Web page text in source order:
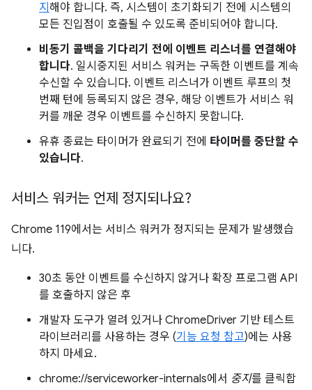
지 해야 합니다. 즉, 시스템이 초기화되기 전에 시스템의
모든 진입점이 호출될 수 있도록 준비되어야 합니다.
비동기 콜백을 기다리기 전에 이벤트 리스너를 연결해야
합니다. 일시중지된 서비스 워커는 구독한 이벤트를 계속
수신할 수 있습니다. 이벤트 리스너가 이벤트 루프의 첫
번째 턴에 등록되지 않은 경우, 해당 이벤트가 서비스 워
커를 깨운 경우 이벤트를 수신하지 못합니다.
유휴 종료는 타이머가 완료되기 전에 타이머를 중단할 수
있습니다.
서비스 워커는 언제 정지되나요?
Chrome 119에서는 서비스 워커가 정지되는 문제가 발생했습
니다.
30초 동안 이벤트를 수신하지 않거나 확장 프로그램 API
를 호출하지 않은 후
개발자 도구가 열려 있거나 ChromeDriver 기반 테스트
라이브러리를 사용하는 경우 (기능 요청 참고)에는 사용
하지 마세요.
chrome://serviceworker-internals에서 중지를 클릭합